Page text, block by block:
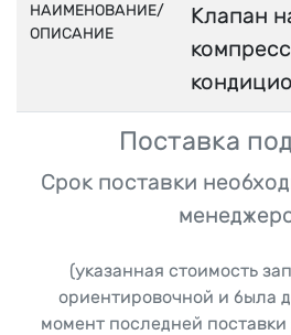
НАИМЕНОВАНИЕ/
ОПИСАНИЕ
Клапан
Поставка
Срок поставки
(указанная стоимость
ориентировочной и была
момент последней поставки